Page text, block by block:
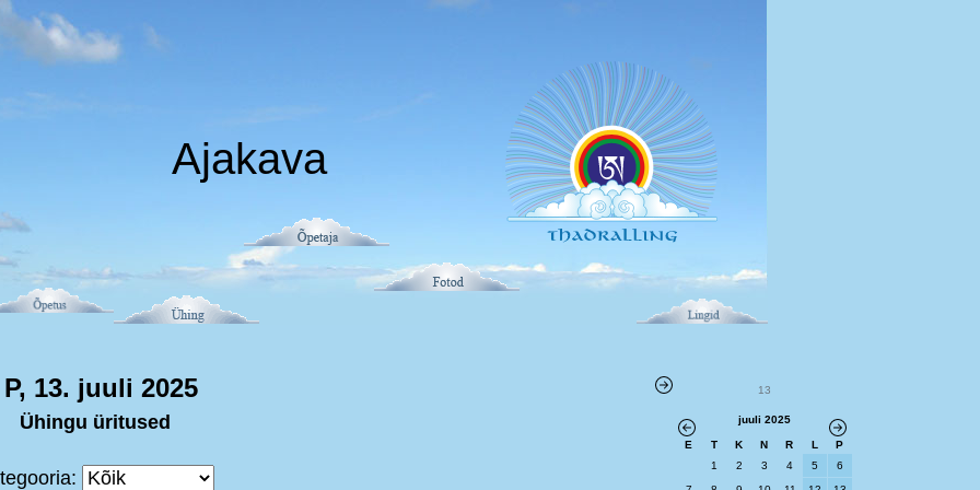
Ajakava
P, 13. juuli 2025
Ühingu üritused
13
juuli 2025
E T K N R L
P
1
2 3 4 5
6